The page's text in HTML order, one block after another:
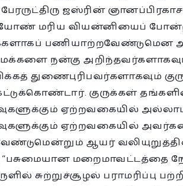
ஜஸ்ரின்
யோண் மரிய வியன்னியைப்
பணியாற்றவேண்டுமென
மக்களை நன்கு
துணைபுரிபவர்களாகவும்
குருக்கள்
ஏற்றவகையில்
ஏற்றவகையில்
ஆயர்
மறைமாவட்டத்தை
சுற்றுச்சூழல் பராமரிப்பு